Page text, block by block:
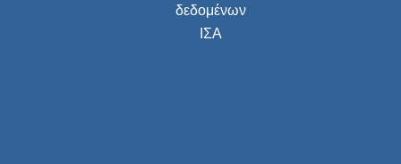
δεδομένων
ΙΣΑ